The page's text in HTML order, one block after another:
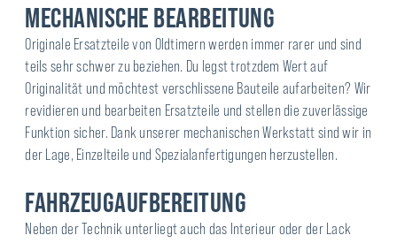
MECHANISCHE BEARBEITUNG
Originale Ersatzteile von Oldtimern werden immer rarer und sind
teils sehr schwer zu beziehen. Du legst trotzdem Wert auf
Originalität und möchtest verschlissene Bauteile aufarbeiten? Wir
revidieren und bearbeiten Ersatzteile und stellen die zuverlässige
Funktion sicher. Dank unserer mechanischen Werkstatt sind wir in
der Lage, Einzelteile und Spezialanfertigungen herzustellen.
FAHRZEUGAUFBEREITUNG
Neben der Technik unterliegt auch das Interieur oder der Lack